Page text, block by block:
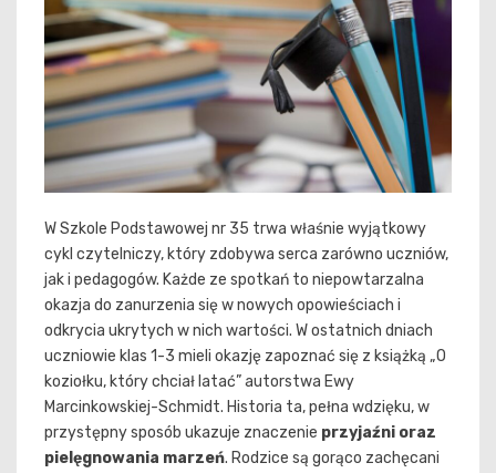
W Szkole Podstawowej nr 35 trwa właśnie wyjątkowy
cykl czytelniczy, który zdobywa serca zarówno uczniów,
jak i pedagogów. Każde ze spotkań to niepowtarzalna
okazja do zanurzenia się w nowych opowieściach i
odkrycia ukrytych w nich wartości. W ostatnich dniach
uczniowie klas 1-3 mieli okazję zapoznać się z książką „O
koziołku, który chciał latać” autorstwa Ewy
Marcinkowskiej-Schmidt. Historia ta, pełna wdzięku, w
przystępny sposób ukazuje znaczenie przyjaźni oraz
pielęgnowania marzeń. Rodzice są gorąco zachęcani